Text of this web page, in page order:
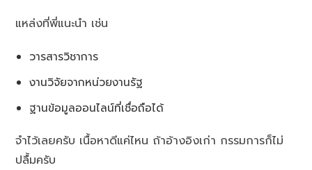
แหล่งที่พี่แนะนำ เช่น
วารสารวิชาการ
งานวิจัยจากหน่วยงานรัฐ
ฐานข้อมูลออนไลน์ที่เชื่อถือได้
จำไว้เลยครับ เนื้อหาดีแค่ไหน ถ้าอ้างอิงเก่า กรรมการก็ไม่
ปลื้มครับ